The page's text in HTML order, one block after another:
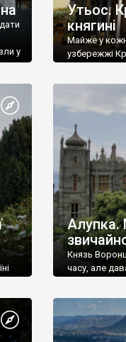
у
Утьос.
княгині
Майже у
узбережжі
Алупка.
Князь
часу, але